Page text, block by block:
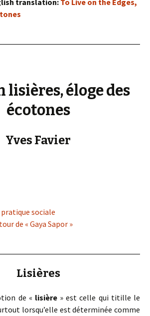
translation:To Live on the Edges,
lisières, éloge des
écotones
Yves Favier
sociale
de « Gaya Sapor »
Lisières
de « lisière» est celle qui titille le
lorsqu’elle est déterminée comme